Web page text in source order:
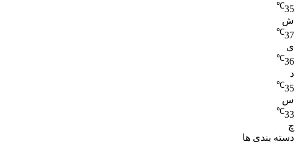
35
℃
ش
37
℃
ی
36
℃
د
35
℃
س
33
℃
چ
دسته بندی ها